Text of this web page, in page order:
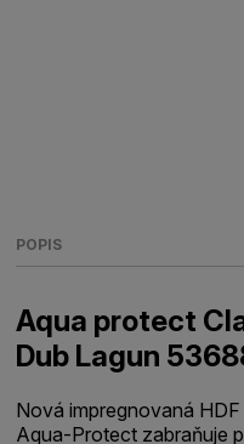
POPIS
Aqua protect
Dub Lagun
Nová impregnovaná
Aqua-Protect zabraňuje